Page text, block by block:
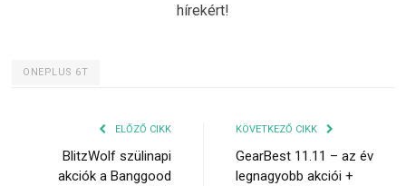
hírekért!
ONEPLUS 6T
ELŐZŐ CIKK
BlitzWolf szülinapi
akciók a Banggood
KÖVETKEZŐ CIKK
GearBest 11.11 – az év
legnagyobb akciói +